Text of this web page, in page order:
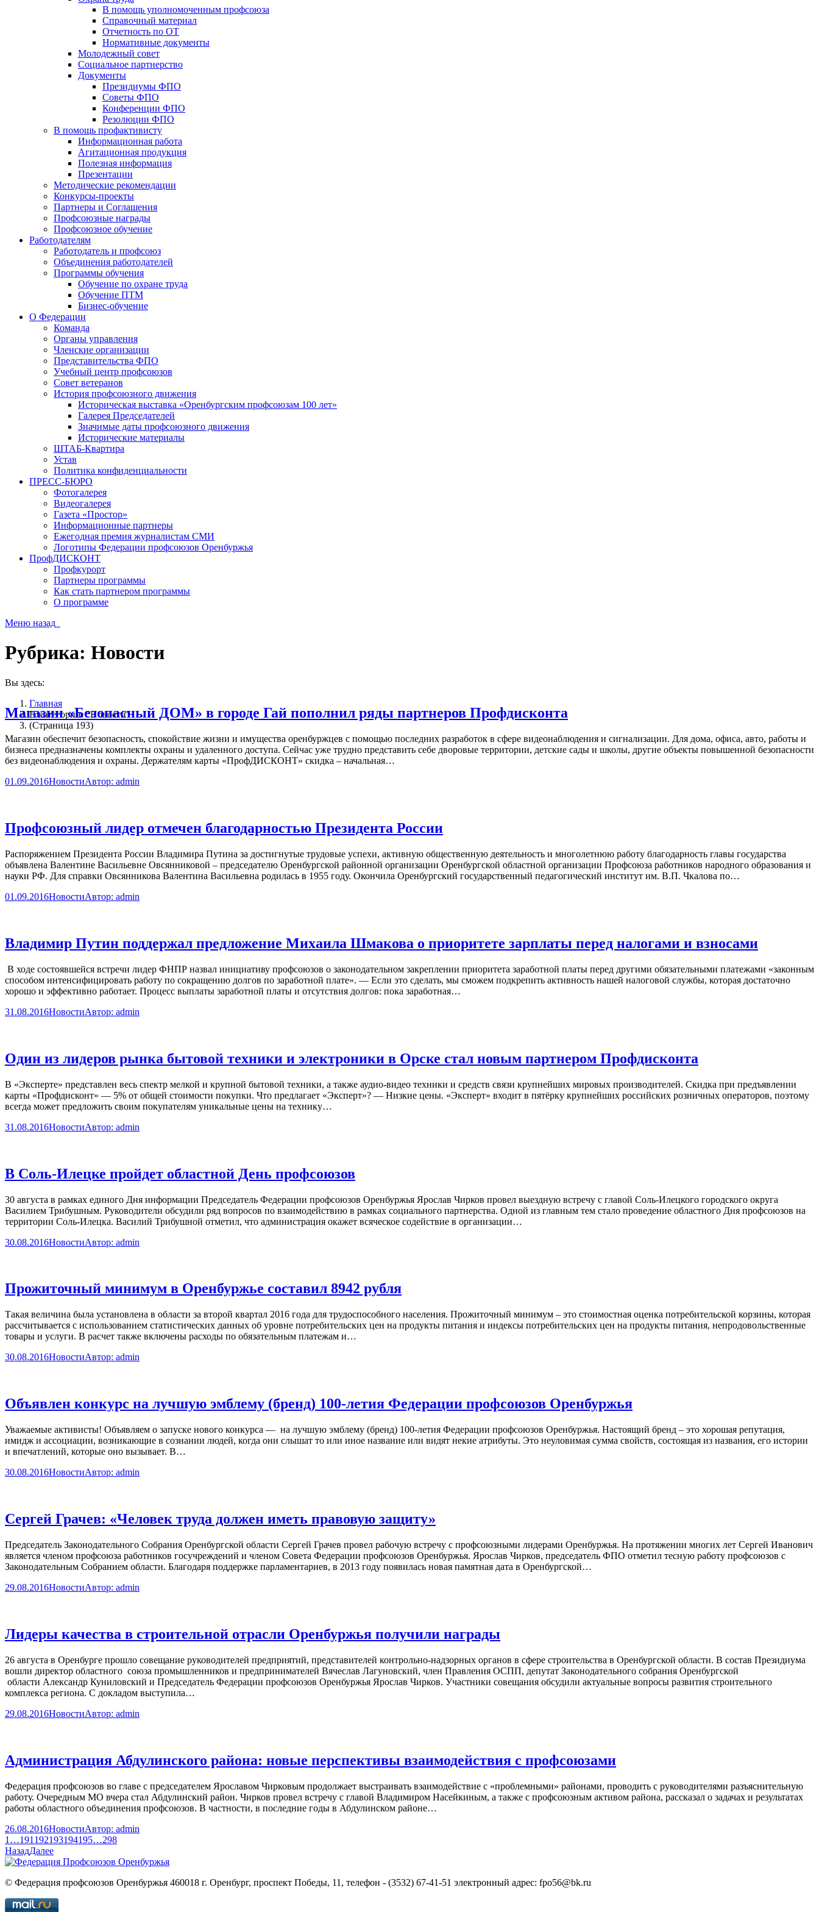
В помощь уполномоченным профсоюза
Справочный материал
Отчетность по ОТ
Нормативные документы
Молодежный совет
Социальное партнерство
Документы
Президиумы ФПО
Советы ФПО
Конференции ФПО
Резолюции ФПО
В помощь профактивисту
Информационная работа
Агитационная продукция
Полезная информация
Презентации
Методические рекомендации
Конкурсы-проекты
Партнеры и Соглашения
Профсоюзные награды
Профсоюзное обучение
Работодателям
Работодатель и профсоюз
Объединения работодателей
Программы обучения
Обучение по охране труда
Обучение ПТМ
Бизнес-обучение
О Федерации
Команда
Органы управления
Членские организации
Представительства ФПО
Учебный центр профсоюзов
Совет ветеранов
История профсоюзного движения
Историческая выставка «Оренбургским профсоюзам 100 лет»
Галерея Председателей
Значимые даты профсоюзного движения
Исторические материалы
ШТАБ-Квартира
Устав
Политика конфиденциальности
ПРЕСС-БЮРО
Фотогалерея
Видеогалерея
Газета «Простор»
Информационные партнеры
Ежегодная премия журналистам СМИ
Логотипы Федерации профсоюзов Оренбуржья
ПрофДИСКОНТ
Профкурорт
Партнеры программы
Как стать партнером программы
О программе
Меню назад
Рубрика: Новости
Вы здесь:
Главная
В категории: "Новости"
(Страница 193)
Магазин «Безопасный ДОМ» в городе Гай пополнил ряды партнеров Профдисконта
Магазин обеспечит безопасность, спокойствие жизни и имущества оренбуржцев с помощью последних разработок в сфере видеонаблюдения и сигнализации. Для дома, офиса, авто, работы и
бизнеса предназначены комплекты охраны и удаленного доступа. Сейчас уже трудно представить себе дворовые территории, детские сады и школы, другие объекты повышенной безопасности
без видеонаблюдения и охраны. Держателям карты «ПрофДИСКОНТ» скидка – начальная…
01.09.2016НовостиАвтор: admin
Профсоюзный лидер отмечен благодарностью Президента России
Распоряжением Президента России Владимира Путина за достигнутые трудовые успехи, активную общественную деятельность и многолетнюю работу благодарность главы государства
объявлена Валентине Васильевне Овсянниковой – председателю Оренбургской районной организации Оренбургской областной организации Профсоюза работников народного образования и
науки РФ. Для справки Овсянникова Валентина Васильевна родилась в 1955 году. Окончила Оренбургский государственный педагогический институт им. В.П. Чкалова по…
01.09.2016НовостиАвтор: admin
Владимир Путин поддержал предложение Михаила Шмакова о приоритете зарплаты перед налогами и взносами
В ходе состоявшейся встречи лидер ФНПР назвал инициативу профсоюзов о законодательном закреплении приоритета заработной платы перед другими обязательными платежами «законным
способом интенсифицировать работу по сокращению долгов по заработной плате». — Если это сделать, мы сможем подкрепить активность нашей налоговой службы, которая достаточно
хорошо и эффективно работает. Процесс выплаты заработной платы и отсутствия долгов: пока заработная…
31.08.2016НовостиАвтор: admin
Один из лидеров рынка бытовой техники и электроники в Орске стал новым партнером Профдисконта
В «Эксперте» представлен весь спектр мелкой и крупной бытовой техники, а также аудио-видео техники и средств связи крупнейших мировых производителей. Скидка при предъявлении
карты «Профдисконт» — 5% от общей стоимости покупки. Что предлагает «Эксперт»? — Низкие цены. «Эксперт» входит в пятёрку крупнейших российских розничных операторов, поэтому
всегда может предложить своим покупателям уникальные цены на технику…
31.08.2016НовостиАвтор: admin
В Соль-Илецке пройдет областной День профсоюзов
30 августа в рамках единого Дня информации Председатель Федерации профсоюзов Оренбуржья Ярослав Чирков провел выездную встречу с главой Соль-Илецкого городского округа
Василием Трибушным. Руководители обсудили ряд вопросов по взаимодействию в рамках социального партнерства. Одной из главным тем стало проведение областного Дня профсоюзов на
территории Соль-Илецка. Василий Трибушной отметил, что администрация окажет всяческое содействие в организации…
30.08.2016НовостиАвтор: admin
Прожиточный минимум в Оренбуржье составил 8942 рубля
Такая величина была установлена в области за второй квартал 2016 года для трудоспособного населения. Прожиточный минимум – это стоимостная оценка потребительской корзины, которая
рассчитывается с использованием статистических данных об уровне потребительских цен на продукты питания и индексы потребительских цен на продукты питания, непродовольственные
товары и услуги. В расчет также включены расходы по обязательным платежам и…
30.08.2016НовостиАвтор: admin
Объявлен конкурс на лучшую эмблему (бренд) 100-летия Федерации профсоюзов Оренбуржья
Уважаемые активисты! Объявляем о запуске нового конкурса — на лучшую эмблему (бренд) 100-летия Федерации профсоюзов Оренбуржья. Настоящий бренд – это хорошая репутация,
имидж и ассоциации, возникающие в сознании людей, когда они слышат то или иное название или видят некие атрибуты. Это неуловимая сумма свойств, состоящая из названия, его истории
и впечатлений, которые оно вызывает. В…
30.08.2016НовостиАвтор: admin
Сергей Грачев: «Человек труда должен иметь правовую защиту»
Председатель Законодательного Собрания Оренбургской области Сергей Грачев провел рабочую встречу с профсоюзными лидерами Оренбуржья. На протяжении многих лет Сергей Иванович
является членом профсоюза работников госучреждений и членом Совета Федерации профсоюзов Оренбуржья. Ярослав Чирков, председатель ФПО отметил тесную работу профсоюзов с
Законодательным Собранием области. Благодаря поддержке парламентариев, в 2013 году появилась новая памятная дата в Оренбургской…
29.08.2016НовостиАвтор: admin
Лидеры качества в строительной отрасли Оренбуржья получили награды
26 августа в Оренбурге прошло совещание руководителей предприятий, представителей контрольно-надзорных органов в сфере строительства в Оренбургской области. В состав Президиума
вошли директор областного союза промышленников и предпринимателей Вячеслав Лагуновский, член Правления ОСПП, депутат Законодательного собрания Оренбургской
области Александр Куниловский и Председатель Федерации профсоюзов Оренбуржья Ярослав Чирков. Участники совещания обсудили актуальные вопросы развития строительного
комплекса региона. С докладом выступила…
29.08.2016НовостиАвтор: admin
Администрация Абдулинского района: новые перспективы взаимодействия с профсоюзами
Федерация профсоюзов во главе с председателем Ярославом Чирковым продолжает выстраивать взаимодействие с «проблемными» районами, проводить с руководителями разъяснительную
работу. Очередным МО вчера стал Абдулинский район. Чирков провел встречу с главой Владимиром Насейкиным, а также с профсоюзным активом района, рассказал о задачах и результатах
работы областного объединения профсоюзов. В частности, в последние годы в Абдулинском районе…
26.08.2016НовостиАвтор: admin
1 …191 192193194195…298
НазадДалее
© Федерация профсоюзов Оренбуржья 460018 г. Оренбург, проспект Победы, 11, телефон - (3532) 67-41-51 электронный адрес: fpo56@bk.ru